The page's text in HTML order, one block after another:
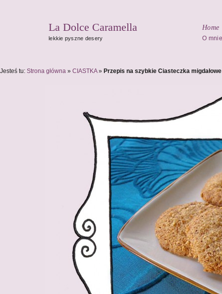
La Dolce Caramella
lekkie pyszne desery
Home
O mnie
Jesteś tu: Strona główna » CIASTKA » Przepis na szybkie Ciasteczka migdałowe